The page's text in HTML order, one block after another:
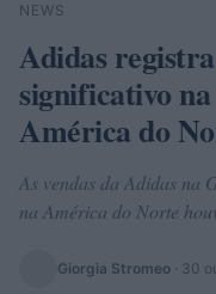
Buscar
NEWS
Adidas
significativo
América do
As vendas da Adidas na
na América do Norte
Giorgia Stromeo · 30